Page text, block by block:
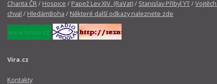
Charita ČR/ Hospice / Papež Lev XIV. (RaVat)/ Stanislav Přibyl YT/
chval / HledámBoha / Některé další odkazy naleznete zde
Vira.cz
Kontakty